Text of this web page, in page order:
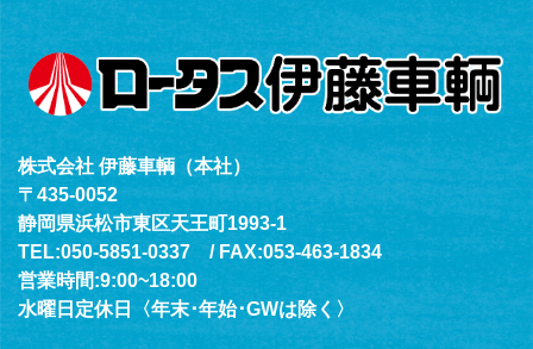
株式会社 伊藤車輌（本社）
〒435-0052
静岡県浜松市東区天王町1993-1
TEL:050-5851-0337 / FAX:053-463-1834
営業時間:9:00~18:00
水曜日定休日〈年末･年始･GWは除く〉